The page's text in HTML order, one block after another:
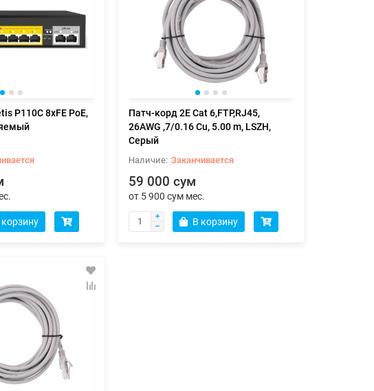
MG340 WL,
Dock
P110C 8xFE PoE,
Патч-корд 2E Cat 6,FTP,RJ45,
26AWG ,7/0.16 Cu, 5.00 m, LSZH,
Серый
Заканчивается
59 000 сум
от 5 900 сум мес.
В корзину